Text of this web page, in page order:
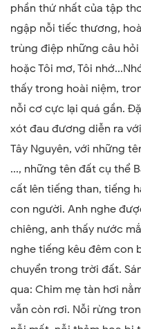
phần thứ nhất của tập
ngập nỗi tiếc thương,
trùng điệp những câu
hoặc Tôi mơ, Tôi
thấy trong hoài niệm,
nỗi cơ cực lại quá gần.
xót đau đương diễn ra
Tây Nguyên, với những
..., những tên đất cụ thể
cất lên tiếng than, tiếng
con người. Anh nghe
chiêng, anh thấy nước
nghe tiếng kêu đêm con
chuyển trong trời đất.
qua: Chim mẹ tàn hơi
vẫn còn rơi. Nỗi rừng